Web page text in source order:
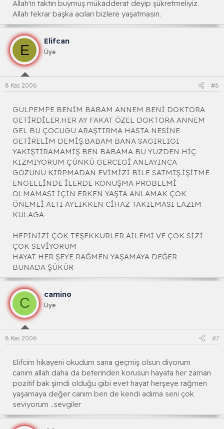
Allah'ın taktırı buymuş mükadderat deyip şükretmeliyiz.
Allah tekrar başka acıları bizlere yaşatmasın.
E
Elifcan
Üye
8 Kas 2006 #6
GÜLPEMPE BENİM BABAM ANNEM BENİ DOKTORA
GETİRDİLER.HER AY FAKAT ÖZEL DOKTORA ANNEM
GEL BU ÇOCUGU ARAŞTIRMA HASTA NESİNE
GETİRELİM DEMİŞ.BABAM BANA SAGIRLIGI
YAKIŞTIRAMAMIŞ BEN BABAMA BU YÜZDEN HİÇ
KIZMIYORUM ÇÜNKÜ GERCEGİ ANLAYINCA
GÖZÜNÜ KIRPMADAN EVİMİZİ BİLE SATMIŞ.İŞİTME
ENGELLİNDE İLERDE KONUŞMA PROBLEMİ
OLMAMASI İÇİN ERKEN YAŞTA ANLAMAK ÇOK
ÖNEMLİ ALTI AYLIKKEN CİHAZ TAKILMASI LAZIM
KULAGA
HEPİNİZİ ÇOK TEŞEKKÜRLER AİLEMİ VE ÇOK SİZİ
ÇOK SEVİYORUM
HAYAT HER ŞEYE RAĞMEN YAŞAMAYA DEĞER
BUNADA ŞÜKÜR
C
camino
Üye
8 Kas 2006 #7
Elifcim hikayeni okudum sana geçmiş olsun diyorum
canım allah daha da beterinden korusun hayata her zaman
pozitif bak şimdi olduğu gibi evet hayat herşeye rağmen
yaşamaya değer canım ben de kendi adıma seni çok
seviyorum ..sevgiler